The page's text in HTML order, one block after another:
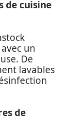
de cuisine
un
De
lavables
de